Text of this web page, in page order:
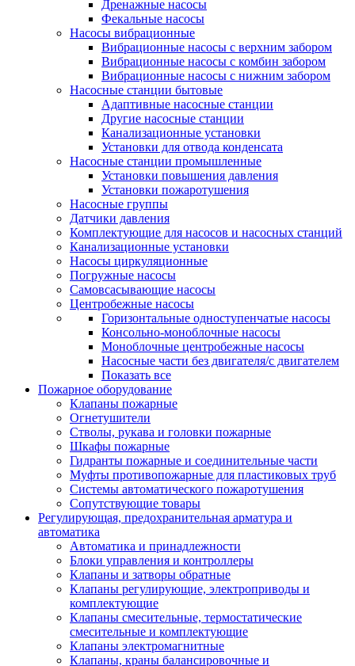
Дренажные насосы
Фекальные насосы
Насосы вибрационные
Вибрационные насосы с верхним забором
Вибрационные насосы с комбин забором
Вибрационные насосы с нижним забором
Насосные станции бытовые
Адаптивные насосные станции
Другие насосные станции
Канализационные установки
Установки для отвода конденсата
Насосные станции промышленные
Установки повышения давления
Установки пожаротушения
Насосные группы
Датчики давления
Комплектующие для насосов и насосных станций
Канализационные установки
Насосы циркуляционные
Погружные насосы
Самовсасывающие насосы
Центробежные насосы
Горизонтальные одноступенчатые насосы
Консольно-моноблочные насосы
Моноблочные центробежные насосы
Насосные части без двигателя/с двигателем
Показать все
Пожарное оборудование
Клапаны пожарные
Огнетушители
Стволы, рукава и головки пожарные
Шкафы пожарные
Гидранты пожарные и соединительные части
Муфты противопожарные для пластиковых труб
Системы автоматического пожаротушения
Сопутствующие товары
Регулирующая, предохранительная арматура и
автоматика
Автоматика и принадлежности
Блоки управления и контроллеры
Клапаны и затворы обратные
Клапаны регулирующие, электроприводы и
комплектующие
Клапаны смесительные, термостатические
смесительные и комплектующие
Клапаны электромагнитные
Клапаны, краны балансировочные и